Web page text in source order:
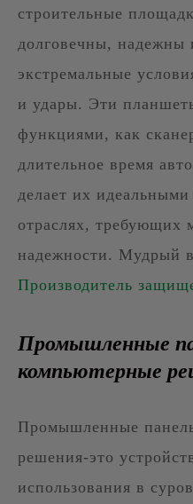
строительные
долговечны, надежны
экстремальные
и удары. Эти
функциями, как
длительное время
делает их
отраслях, требующих
надежности. Мудрый
Производитель
Промышленные
компьютерные
Промышленные
решения-это
использования в